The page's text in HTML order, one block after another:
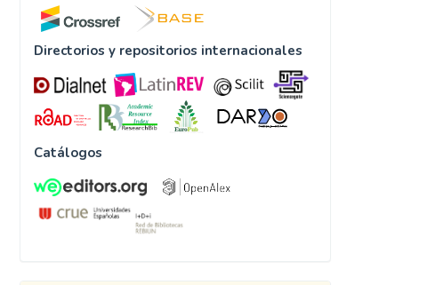
Directorios y repositorios internacionales
Catálogos